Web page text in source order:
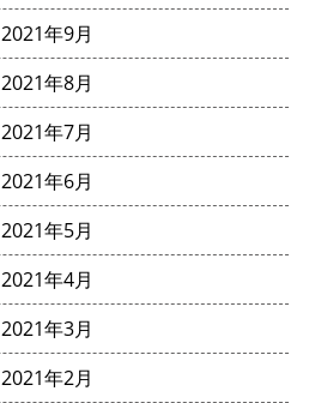
2021年9月
2021年8月
2021年7月
2021年6月
2021年5月
2021年4月
2021年3月
2021年2月